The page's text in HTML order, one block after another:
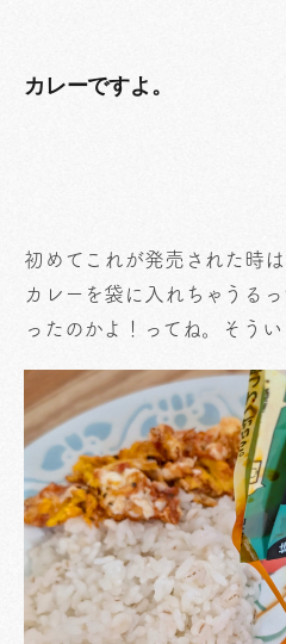
カレーですよ。
初めてこれが発売された時
カレーを袋に入れちゃうる
ったのかよ！ってね。そうい